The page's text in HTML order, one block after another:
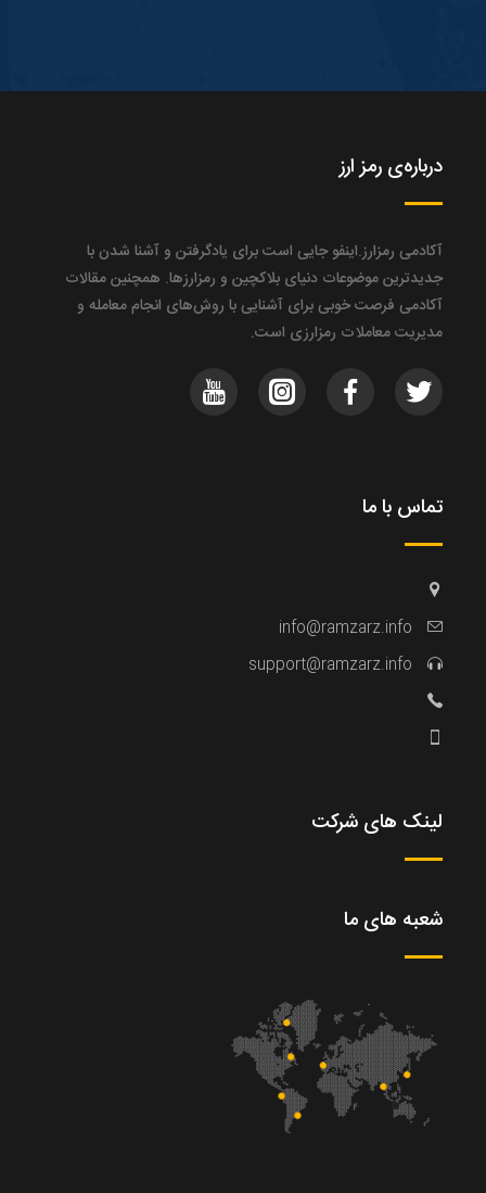
درباره‌ی رمز ارز
آکادمی رمزارز.اینفو جایی‌ است برای یادگرفتن و آشنا شدن با
جدیدترین موضوعات دنیای بلاکچین و رمزارزها. همچنین مقالات
آکادمی فرصت خوبی برای آشنایی با روش‌های انجام معامله و
مدیریت معاملات رمزارزی است.
تماس با ما
info@ramzarz.info
support@ramzarz.info
لینک های شرکت
شعبه های ما